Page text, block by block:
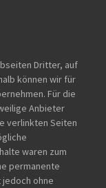
Dritter, auf
können wir für
Für die
Anbieter
verlinkten Seiten
waren zum
permanente
ohne